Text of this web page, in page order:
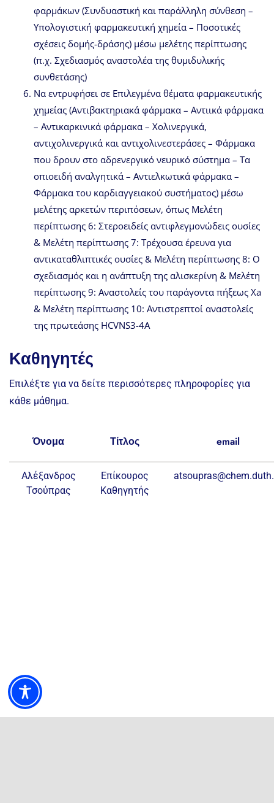
φαρμάκων (Συνδυαστική και παράλληλη σύνθεση –
Υπολογιστική φαρμακευτική χημεία – Ποσοτικές
σχέσεις δομής-δράσης) μέσω μελέτης περίπτωσης
(π.χ. Σχεδιασμός αναστολέα της θυμιδυλικής
συνθετάσης)
Να εντρυφήσει σε Επιλεγμένα θέματα φαρμακευτικής
χημείας (Αντιβακτηριακά φάρμακα – Αντιικά φάρμακα
– Αντικαρκινικά φάρμακα – Χολινεργικά,
αντιχολινεργικά και αντιχολινεστεράσες – Φάρμακα
που δρουν στο αδρενεργικό νευρικό σύστημα – Τα
οπιοειδή αναλγητικά – Αντιελκωτικά φάρμακα –
Φάρμακα του καρδιαγγειακού συστήματος) μέσω
μελέτης αρκετών περιπόσεων, όπως Μελέτη
περίπτωσης 6: Στεροειδείς αντιφλεγμονώδεις ουσίες
& Μελέτη περίπτωσης 7: Τρέχουσα έρευνα για
αντικαταθλιπτικές ουσίες & Μελέτη περίπτωσης 8: Ο
σχεδιασμός και η ανάπτυξη της αλισκερίνη & Μελέτη
περίπτωσης 9: Αναστολείς του παράγοντα πήξεως Χa
& Μελέτη περίπτωσης 10: Αντιστρεπτοί αναστολείς
της πρωτεάσης HCVNS3-4A
Καθηγητές
Επιλέξτε για να δείτε περισσότερες πληροφορίες για
κάθε μάθημα.
Όνομα Τίτλος email
Αλέξανδρος
Τσούπρας
Επίκουρος
Καθηγητής